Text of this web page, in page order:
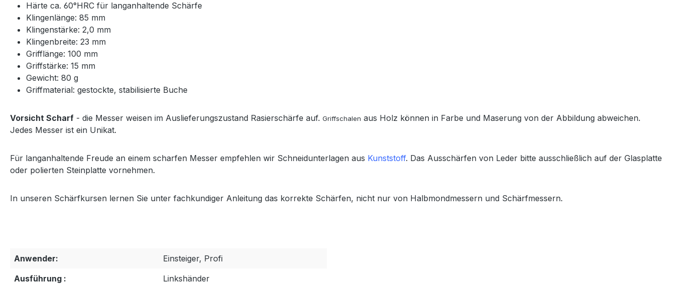
Härte ca. 60°HRC für langanhaltende Schärfe
Klingenlänge: 85 mm
Klingenstärke: 2,0 mm
Klingenbreite: 23 mm
Grifflänge: 100 mm
Griffstärke: 15 mm
Gewicht: 80 g
Griffmaterial: gestockte, stabilisierte Buche
Vorsicht Scharf - die Messer weisen im Auslieferungszustand Rasierschärfe auf. Griffschalen aus Holz können in Farbe und Maserung von der Abbildung abweichen.
Jedes Messer ist ein Unikat.
Für langanhaltende Freude an einem scharfen Messer empfehlen wir Schneidunterlagen aus Kunststoff. Das Ausschärfen von Leder bitte ausschließlich auf der Glasplatte
oder polierten Steinplatte vornehmen.
In unseren Schärfkursen lernen Sie unter fachkundiger Anleitung das korrekte Schärfen, nicht nur von Halbmondmessern und Schärfmessern.
Anwender:
Einsteiger, Profi
Ausführung :
Linkshänder